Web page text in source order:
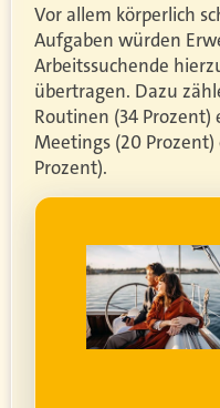
Vor allem körperlich
Aufgaben würden
Arbeitssuchende
übertragen. Dazu
Routinen (34
Meetings (20 Prozent)
Prozent).
Um